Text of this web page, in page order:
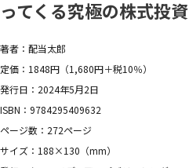
ってくる究極の株式投資
著者：配当太郎
定価：1848円（1,680円＋税10％）
発行日：2024年5月2日
ISBN：9784295409632
ページ数：272ページ
サイズ：188×130（mm）